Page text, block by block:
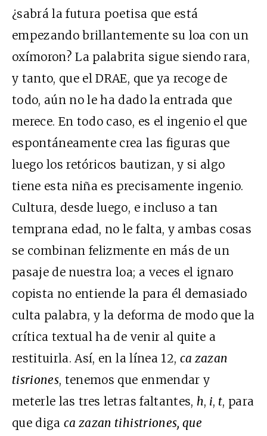
¿sabrá la futura poetisa que está
empezando brillantemente su loa con un
oxímoron? La palabrita sigue siendo rara,
y tanto, que el DRAE, que ya recoge de
todo, aún no le ha dado la entrada que
merece. En todo caso, es el ingenio el que
espontáneamente crea las figuras que
luego los retóricos bautizan, y si algo
tiene esta niña es precisamente ingenio.
Cultura, desde luego, e incluso a tan
temprana edad, no le falta, y ambas cosas
se combinan felizmente en más de un
pasaje de nuestra loa; a veces el ignaro
copista no entiende la para él demasiado
culta palabra, y la deforma de modo que la
crítica textual ha de venir al quite a
restituirla. Así, en la línea 12, ca zazan
tisriones, tenemos que enmendar y
meterle las tres letras faltantes, h, i, t, para
que digaca zazan tihistriones, que